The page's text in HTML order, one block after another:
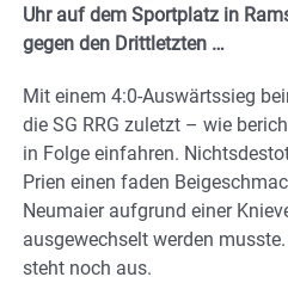
Uhr auf dem Sportplatz in
gegen den Drittletzten …
Mit einem 4:0-Auswärtssieg
die SG RRG zuletzt – wie
in Folge einfahren.
Prien einen faden
Neumaier aufgrund einer
ausgewechselt werden
steht noch aus.